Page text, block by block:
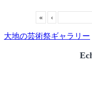
« ‹
大地の芸術祭ギャラリー